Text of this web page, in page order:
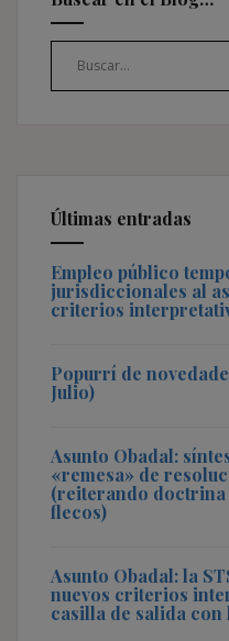
Últimas entradas
Empleo público
jurisdiccionales al
criterios
Popurrí de
Julio)
Asunto Obadal:
«remesa» de
(reiterando
flecos)
Asunto Obadal: la
nuevos criterios
casilla de salida